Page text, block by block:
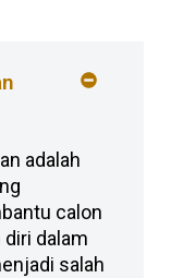
adalah
calon
dalam
salah